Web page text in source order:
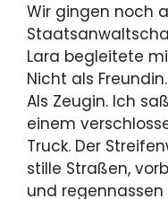
Wir gingen noch
Lara begleitete
Nicht als Freundin.
Als Zeugin. Ich
einem
Truck. Der
stille Straßen,
und regennassen